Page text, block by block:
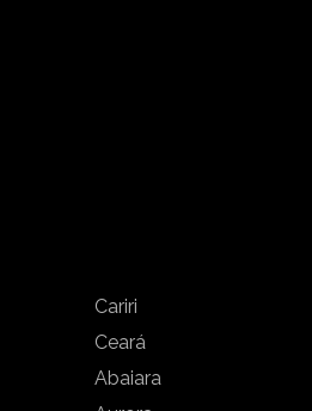
Cariri
Ceará
Abaiara